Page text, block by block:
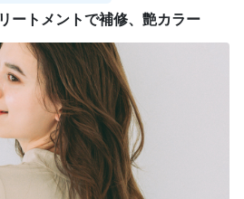
ートメントで補修、艶カラー